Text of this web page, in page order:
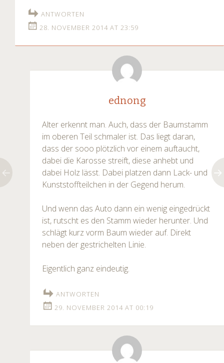
ANTWORTEN
28. NOVEMBER 2014 AT 23:59
ednong
Alter erkennt man. Auch, dass der Baumstamm
im oberen Teil schmaler ist. Das liegt daran,
dass der sooo plötzlich vor einem auftaucht,
dabei die Karosse streift, diese anhebt und
dabei Holz lässt. Dabei platzen dann Lack- und
Kunststoffteilchen in der Gegend herum.
Und wenn das Auto dann ein wenig eingedrückt
ist, rutscht es den Stamm wieder herunter. Und
schlägt kurz vorm Baum wieder auf. Direkt
neben der gestrichelten Linie.
Eigentlich ganz eindeutig.
ANTWORTEN
29. NOVEMBER 2014 AT 00:19